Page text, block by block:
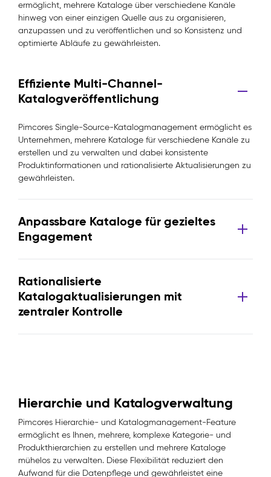
ermöglicht, mehrere Kataloge über verschiedene Kanäle
hinweg von einer einzigen Quelle aus zu organisieren,
anzupassen und zu veröffentlichen und so Konsistenz und
optimierte Abläufe zu gewährleisten.
Effiziente Multi-Channel-
Katalogveröffentlichung
Pimcores Single-Source-Katalogmanagement ermöglicht es
Unternehmen, mehrere Kataloge für verschiedene Kanäle zu
erstellen und zu verwalten und dabei konsistente
Produktinformationen und rationalisierte Aktualisierungen zu
gewährleisten.
Anpassbare Kataloge für gezieltes
Engagement
Rationalisierte
Katalogaktualisierungen mit
zentraler Kontrolle
Hierarchie und Katalogverwaltung
Pimcores Hierarchie- und Katalogmanagement-Feature
ermöglicht es Ihnen, mehrere, komplexe Kategorie- und
Produkthierarchien zu erstellen und mehrere Kataloge
mühelos zu verwalten. Diese Flexibilität reduziert den
Aufwand für die Datenpflege und gewährleistet eine